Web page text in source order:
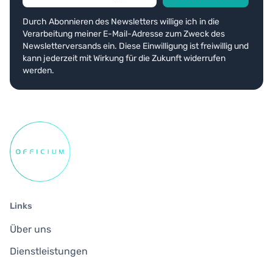
Durch Abonnieren des Newsletters willige ich in die
Verarbeitung meiner E-Mail-Adresse zum Zweck des
Newsletterversands ein. Diese Einwilligung ist freiwillig und
kann jederzeit mit Wirkung für die Zukunft widerrufen
werden.
Links
Über uns
Dienstleistungen